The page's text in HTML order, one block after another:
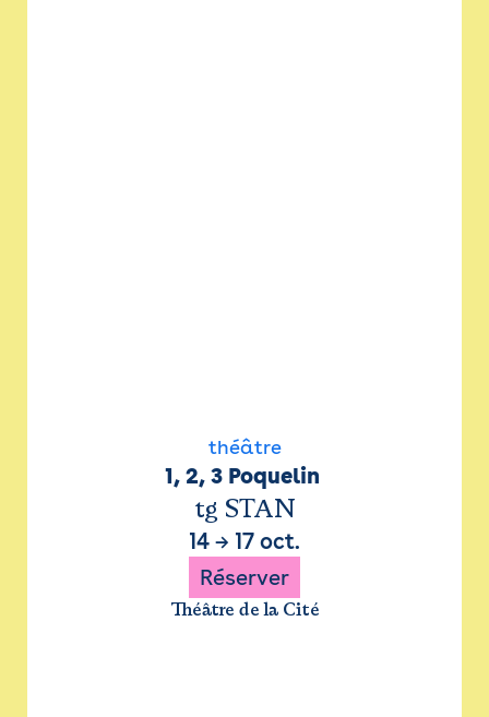
théâtre
1, 2, 3 Poquelin
tg STAN
14 → 17 oct.
Réserver
Théâtre de la Cité